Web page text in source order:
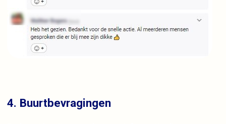
4. Buurtbevragingen